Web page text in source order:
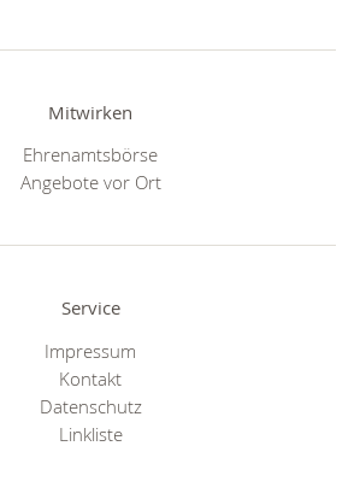
Mitwirken
Ehrenamtsbörse
Angebote vor Ort
Service
Impressum
Kontakt
Datenschutz
Linkliste